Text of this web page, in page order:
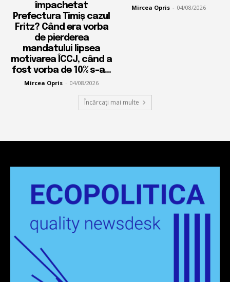
împachetat
Prefectura Timiș cazul
Fritz? Când era vorba
de pierderea
mandatului lipsea
motivarea ÎCCJ, când a
fost vorba de 10% s-a...
Mircea Opris - 04/08/2026
Mircea Opris - 04/08/2026
Încărcați mai multe